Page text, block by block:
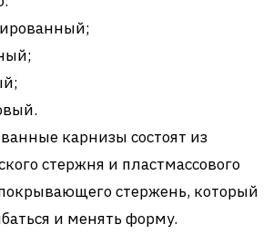
карнизы состоят из
стержня и пластмассового
стержень, который
и менять форму.